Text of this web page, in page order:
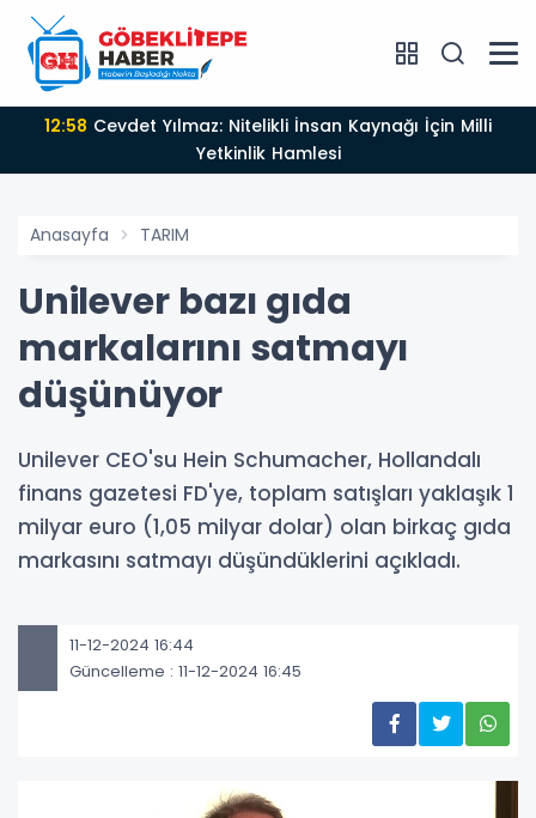
12:58
Yetkinlik Hamlesi
Anasayfa TARIM
Unilever bazı gıda
markalarını satmayı
düşünüyor
Unilever CEO'su Hein Schumacher, Hollandalı
finans gazetesi FD'ye, toplam satışları yaklaşık 1
milyar euro (1,05 milyar dolar) olan birkaç gıda
markasını satmayı düşündüklerini açıkladı.
11-12-2024 16:44
Güncelleme : 11-12-2024 16:45